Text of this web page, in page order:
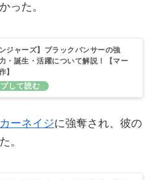
った。
ンジャーズ】ブラックパンサーの強
・誕生・活躍について解説！【マー
】
カーネイジに強奪され、彼の
。